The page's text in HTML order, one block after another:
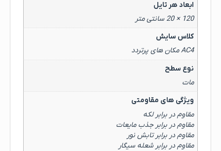
ابعاد هر تایل
120 × 20 سانتی متر
کلاس سایش
AC4 مکان های پرتردد
نوع سطح
مات
ویژگی های مقاومتی
مقاوم در برابر لکه
مقاوم در برابر جذب مایعات
مقاوم در برابر تابش نور
مقاوم در برابر شعله سیگار